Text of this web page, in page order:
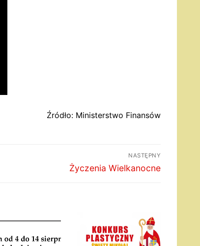
Źródło: Ministerstwo Finansów
NASTĘPNY
Następny
Życzenia Wielkanocne